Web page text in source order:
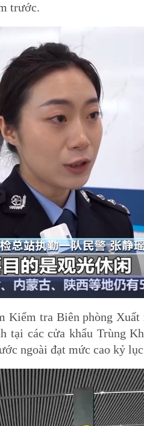
trước.
Kiểm tra Biên phòng
tại các cửa khẩu Trùng
ngoài đạt mức cao kỷ